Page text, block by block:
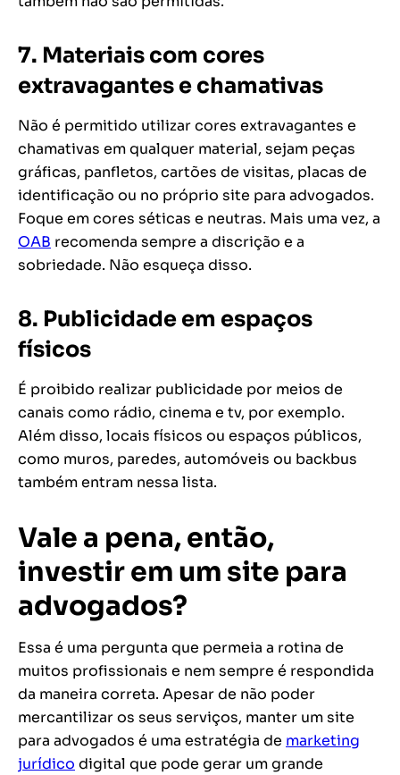
7. Materiais com cores
extravagantes e chamativas
Não é permitido utilizar cores extravagantes e
chamativas em qualquer material, sejam peças
gráficas, panfletos, cartões de visitas, placas de
identificação ou no próprio site para advogados.
Foque em cores séticas e neutras. Mais uma vez, a
OAB recomenda sempre a discrição e a
sobriedade. Não esqueça disso.
8. Publicidade em espaços
físicos
É proibido realizar publicidade por meios de
canais como rádio, cinema e tv, por exemplo.
Além disso, locais físicos ou espaços públicos,
como muros, paredes, automóveis ou backbus
também entram nessa lista.
Vale a pena, então,
investir em um site para
advogados?
Essa é uma pergunta que permeia a rotina de
muitos profissionais e nem sempre é respondida
da maneira correta. Apesar de não poder
mercantilizar os seus serviços, manter um site
para advogados é uma estratégia de marketing
jurídico digital que pode gerar um grande